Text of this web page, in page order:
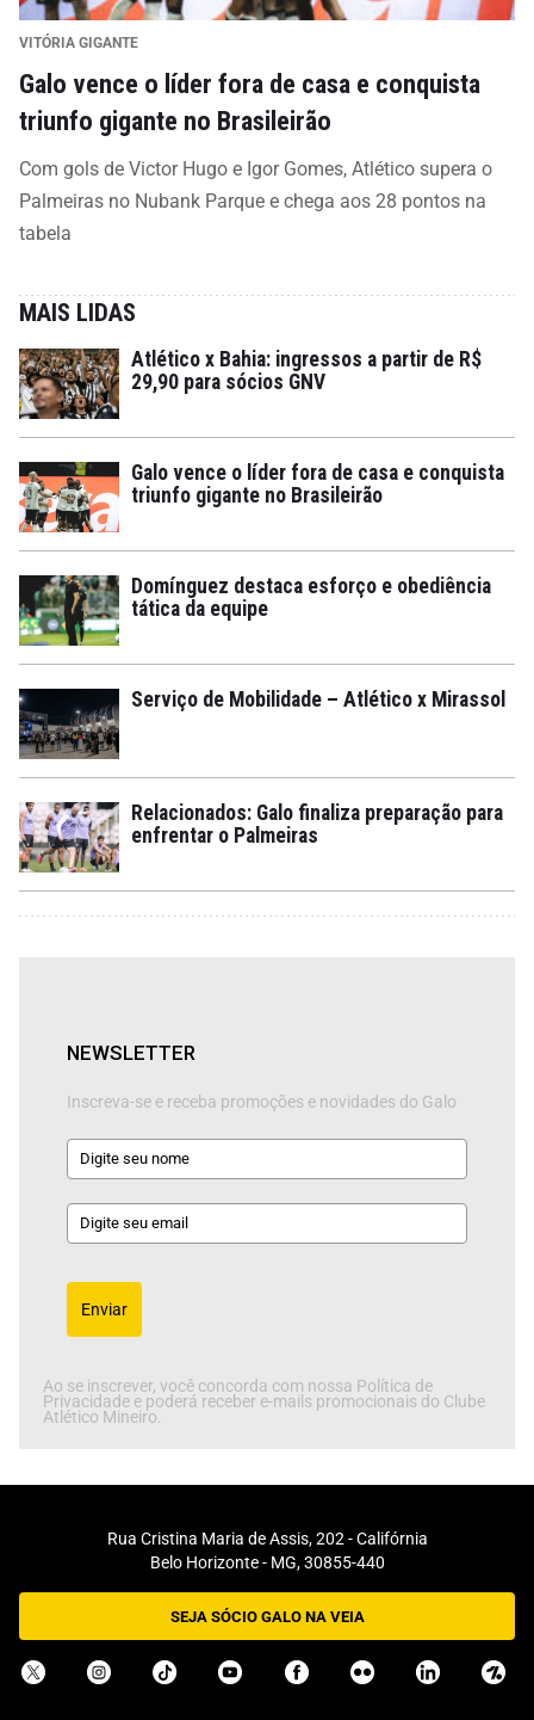
VITÓRIA GIGANTE
Galo vence o líder fora de casa e conquista
triunfo gigante no Brasileirão
Com gols de Victor Hugo e Igor Gomes, Atlético supera o
Palmeiras no Nubank Parque e chega aos 28 pontos na
tabela
MAIS LIDAS
Atlético x Bahia: ingressos a partir de R$
29,90 para sócios GNV
Galo vence o líder fora de casa e conquista
triunfo gigante no Brasileirão
Domínguez destaca esforço e obediência
tática da equipe
Serviço de Mobilidade – Atlético x Mirassol
Relacionados: Galo finaliza preparação para
enfrentar o Palmeiras
NEWSLETTER
Inscreva-se e receba promoções e novidades do Galo
Enviar
Ao se inscrever, você concorda com nossa Política de
Privacidade e poderá receber e-mails promocionais do Clube
Atlético Mineiro.
Rua Cristina Maria de Assis, 202 - Califórnia
Belo Horizonte - MG, 30855-440
SEJA SÓCIO GALO NA VEIA